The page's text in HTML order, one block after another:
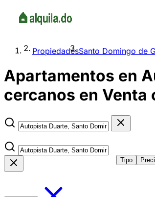
PropiedadesSanto Domingo de
Apartamentos en
cercanos en Venta
Tipo